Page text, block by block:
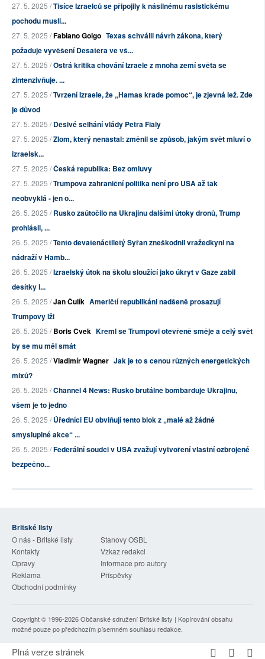
27. 5. 2025 /Tisíce Izraelců se připojily k násilnému rasistickému
pochodu musli...
27. 5. 2025 /Fabiano Golgo Texas schválil návrh zákona, který
požaduje vyvěšení Desatera ve vš...
27. 5. 2025 /Ostrá kritika chování Izraele z mnoha zemí světa se
zintenzivňuje. ...
27. 5. 2025 /Tvrzení Izraele, že „Hamas krade pomoc“, je zjevná lež. Zde
je důvod
27. 5. 2025 /Děsivé selhání vlády Petra Fialy
27. 5. 2025 /Zlom, který nenastal: změnil se způsob, jakým svět mluví o
izraelsk...
27. 5. 2025 /Česká republika: Bez omluvy
27. 5. 2025 /Trumpova zahraniční politika není pro USA až tak
neobvyklá - jen o...
26. 5. 2025 /Rusko zaútočilo na Ukrajinu dalšími útoky dronů, Trump
prohlásil, ...
26. 5. 2025 /Tento devatenáctiletý Syřan zneškodnil vražedkyni na
nádraží v Hamb...
26. 5. 2025 /Izraelský útok na školu sloužící jako úkryt v Gaze zabil
desítky l...
26. 5. 2025 /Jan Čulík Američtí republikáni nadšeně prosazují
Trumpovy lži
26. 5. 2025 /Boris Cvek Kreml se Trumpovi otevřeně směje a celý svět
by se mu měl smát
26. 5. 2025 /Vladimír Wagner Jak je to s cenou různých energetických
mixů?
26. 5. 2025 /Channel 4 News: Rusko brutálně bombarduje Ukrajinu,
všem je to jedno
26. 5. 2025 /Úředníci EU obviňují tento blok z „malé až žádné
smysluplné akce“ ...
26. 5. 2025 /Federální soudci v USA zvažují vytvoření vlastní ozbrojené
bezpečno...
Britské listy
O nás - Britské listy
Stanovy OSBL
Kontakty
Vzkaz redakci
Opravy
Informace pro autory
Reklama
Příspěvky
Obchodní podmínky
Copyright © 1996-2026Občanské sdružení Britské listy | Kopírování obsahu
možné pouze po předchozím písemném souhlasu redakce.
Plná verze stránek